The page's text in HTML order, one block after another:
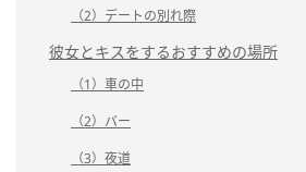
（2）デートの別れ際
彼女とキスをするおすすめの場所
（1）車の中
（2）バー
（3）夜道